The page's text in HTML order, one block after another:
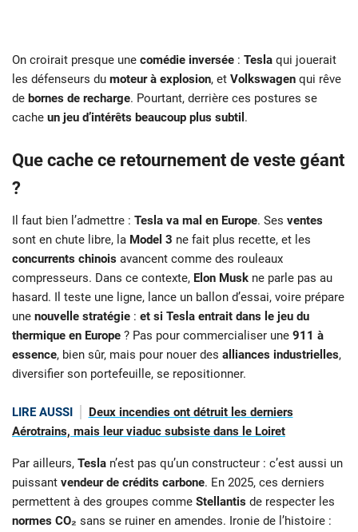
On croirait presque une comédie inversée : Tesla qui jouerait
les défenseurs du moteur à explosion, et Volkswagen qui rêve
de bornes de recharge. Pourtant, derrière ces postures se
cache un jeu d’intérêts beaucoup plus subtil .
Que cache ce retournement de veste géant
?
Il faut bien l’admettre : Tesla va mal en Europe. Ses ventes
sont en chute libre, la Model 3 ne fait plus recette, et les
concurrents chinois avancent comme des rouleaux
compresseurs. Dans ce contexte, Elon Musk ne parle pas au
hasard. Il teste une ligne, lance un ballon d’essai, voire prépare
une nouvelle stratégie : et si Tesla entrait dans le jeu du
thermique en Europe ? Pas pour commercialiser une 911 à
essence, bien sûr, mais pour nouer des alliances industrielles,
diversifier son portefeuille, se repositionner.
LIRE AUSSI
Deux incendies ont détruit les derniers
Aérotrains, mais leur viaduc subsiste dans le Loiret
Par ailleurs, Tesla n’est pas qu’un constructeur : c’est aussi un
puissant vendeur de crédits carbone. En 2025, ces derniers
permettent à des groupes comme Stellantis de respecter les
normes CO₂ sans se ruiner en amendes. Ironie de l’histoire :